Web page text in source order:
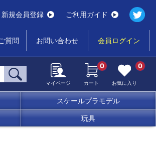
新規会員登録 ご利用ガイド
質問 お問い合わせ 会員ログイン
マイページ カート
0
お気に入り
0
スケールプラモデル
玩具